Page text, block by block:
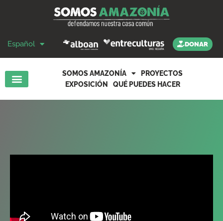
Español DONAR
SOMOS AMAZONÍA
PROYECTOS
EXPOSICIÓN
QUÉ PUEDES HACER